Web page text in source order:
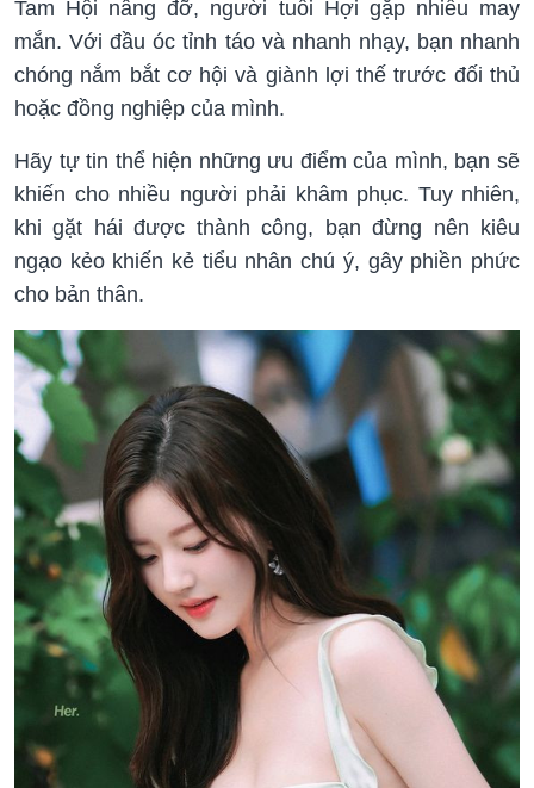
Tam Hội nâng đỡ, người tuổi Hợi gặp nhiều may
mắn. Với đầu óc tỉnh táo và nhanh nhạy, bạn nhanh
chóng nắm bắt cơ hội và giành lợi thế trước đối thủ
hoặc đồng nghiệp của mình.
Hãy tự tin thể hiện những ưu điểm của mình, bạn sẽ
khiến cho nhiều người phải khâm phục. Tuy nhiên,
khi gặt hái được thành công, bạn đừng nên kiêu
ngạo kẻo khiến kẻ tiểu nhân chú ý, gây phiền phức
cho bản thân.